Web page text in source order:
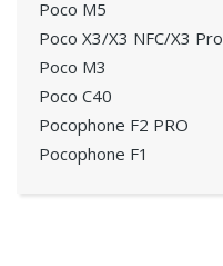
Poco M5
Poco X3/X3 NFC/X3 Pro
Poco M3
Poco C40
Pocophone F2 PRO
Pocophone F1